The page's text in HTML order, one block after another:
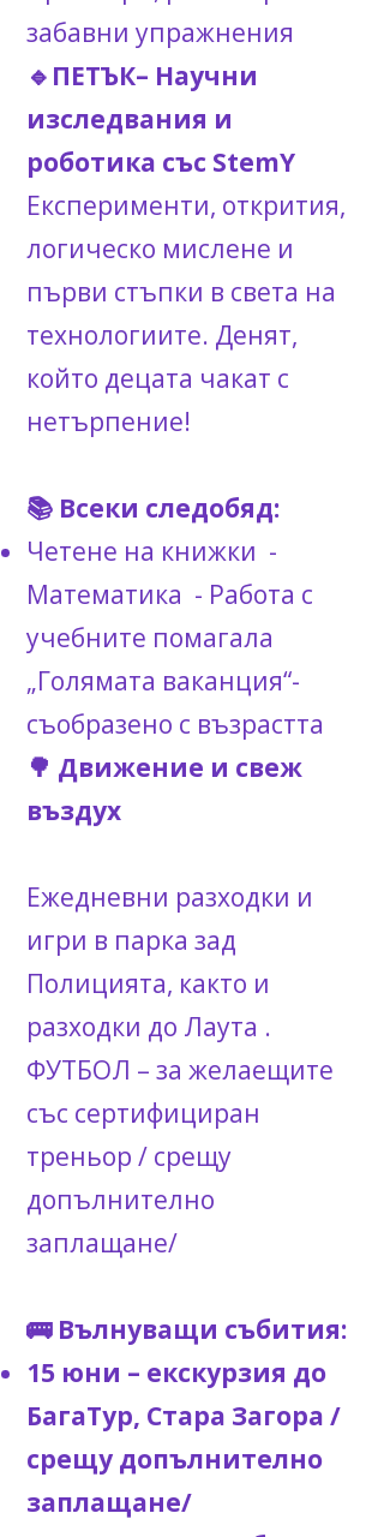
забавни упражнения
🔹ПЕТЪК– Научни
изследвания и
роботика със StemY
Експерименти, открития,
логическо мислене и
първи стъпки в света на
технологиите. Денят,
който децата чакат с
нетърпение!
📚 Всеки следобяд:
Четене на книжки -
Математика - Работа с
учебните помагала
„Голямата ваканция“-
съобразено с възрастта
🌳 Движение и свеж
въздух
Ежедневни разходки и
игри в парка зад
Полицията, както и
разходки до Лаута .
ФУТБОЛ – за желаещите
със сертифициран
треньор / срещу
допълнително
заплащане/
🚌 Вълнуващи събития:
15 юни – екскурзия до
БагаТур, Стара Загора /
срещу допълнително
заплащане/